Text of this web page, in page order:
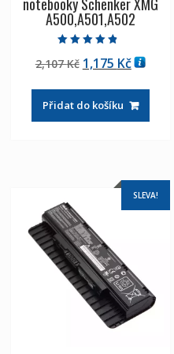
A500,A501,A502
4.50
z 5
2,107Kč Původní
byla:
2,107 Kč
1,175 KčAktuální
je:
1,175 Kč
Přidat do košíku
SLEVA!